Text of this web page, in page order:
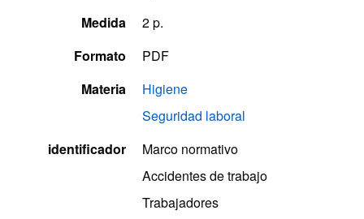
Medida
2 p.
Formato
PDF
Materia
Higiene
Seguridad laboral
identificador
Marco normativo
Accidentes de trabajo
Trabajadores